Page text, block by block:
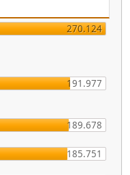
270.124
191.977
189.678
185.751